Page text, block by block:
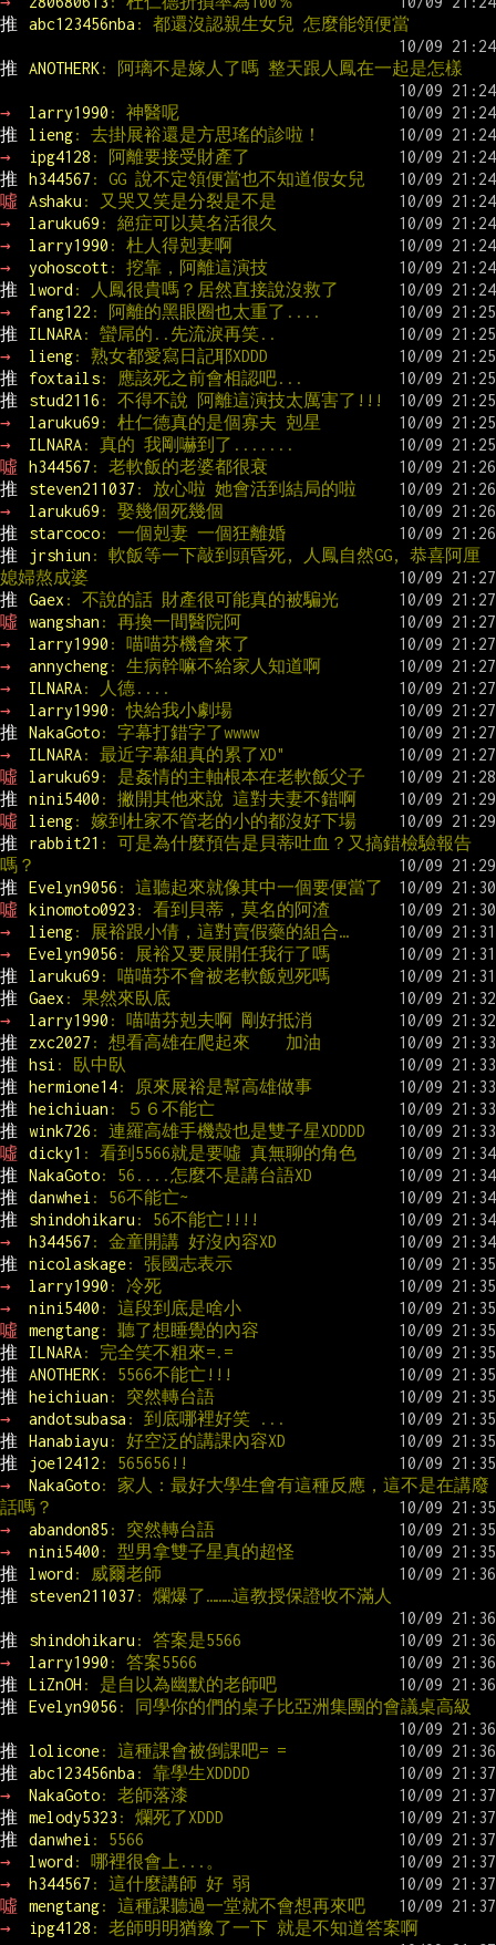
推
abc123456nba : 都還沒認親生女兒 怎麼能領便當
推 ANOTHERK: 阿璃不是嫁人了嗎 整天跟人鳳在一起是怎樣
→ larry1990 : 神醫呢
推
lieng: 去掛展裕還是方思瑤的診啦！
→
ipg4128 : 阿離要接受財產了
推
h344567 : GG 說不定領便當也不知道假女兒
噓
Ashaku : 又哭又笑是分裂是不是
→
laruku69 : 絕症可以莫名活很久
→
larry1990 : 杜人得剋妻啊
→
yohoscott: 挖靠，阿離這演技
推
lword : 人鳳很貴嗎？居然直接說沒救了
→
fang122 : 阿離的黑眼圈也太重了....
推
ILNARA: 蠻屌的..先流淚再笑..
→
lieng: 熟女都愛寫日記耶XDDD
推
foxtails: 應該死之前會相認吧...
推
stud2116 : 不得不說 阿離這演技太厲害了!!!
→
laruku69 : 杜仁德真的是個寡夫 剋星
→
ILNARA: 真的 我剛嚇到了.......
噓
h344567 : 老軟飯的老婆都很衰
推
steven211037 : 放心啦 她會活到結局的啦
→
laruku69 : 娶幾個死幾個
推
starcoco: 一個剋妻 一個狂離婚
推
jrshiun : 軟飯等一下敲到頭昏死, 人鳳自然GG, 恭喜阿厘
媳婦熬成婆
推
Gaex : 不說的話 財產很可能真的被騙光
噓
wangshan : 再換一間醫院阿
→
larry1990 : 喵喵芬機會來了
→
annycheng: 生病幹嘛不給家人知道啊
→
ILNARA: 人德....
→
larry1990 : 快給我小劇場
推
NakaGoto: 字幕打錯字了wwww
→
ILNARA: 最近字幕組真的累了XD"
噓
laruku69 : 是姦情的主軸根本在老軟飯父子
推
nini5400 : 撇開其他來說 這對夫妻不錯啊
噓
lieng: 嫁到杜家不管老的小的都沒好下場
推
rabbit21 : 可是為什麼預告是貝蒂吐血？又搞錯檢驗報告
嗎？
推
Evelyn9056 : 這聽起來就像其中一個要便當了
噓
kinomoto0923 : 看到貝蒂，莫名的阿渣
→
lieng: 展裕跟小倩，這對賣假藥的組合…
→
Evelyn9056 : 展裕又要展開任我行了嗎
推
laruku69 : 喵喵芬不會被老軟飯剋死嗎
推
Gaex : 果然來臥底
→
larry1990 : 喵喵芬剋夫啊 剛好抵消
推
zxc2027 : 想看高雄在爬起來　　加油
推
hsi : 臥中臥
推
hermione14: 原來展裕是幫高雄做事
推
heichiuan : ５６不能亡
推
wink726 : 連羅高雄手機殼也是雙子星XDDDD
噓
dicky1 : 看到5566就是要噓 真無聊的角色
推
NakaGoto: 56....怎麼不是講台語XD
推
danwhei : 56不能亡~
推
shindohikaru : 56不能亡!!!!
→
h344567 : 金童開講 好沒內容XD
推
nicolaskage: 張國志表示
→
larry1990 : 冷死
→
nini5400 : 這段到底是啥小
噓
mengtang: 聽了想睡覺的內容
推
ILNARA: 完全笑不粗來=.=
推
ANOTHERK: 5566不能亡!!!
推
heichiuan : 突然轉台語
→
andotsubasa : 到底哪裡好笑 ...
推
Hanabiayu : 好空泛的講課內容XD
推
joe12412 : 565656!!
→
NakaGoto: 家人：最好大學生會有這種反應，這不是在講廢
話嗎？
→
abandon85 : 突然轉台語
→
nini5400 : 型男拿雙子星真的超怪
推
lword : 威爾老師
推
steven211037 : 爛爆了………這教授保證收不滿人
推 shindohikaru : 答案是5566
→
larry1990 : 答案5566
推
LiZnOH : 是自以為幽默的老師吧
推
Evelyn9056 : 同學你的們的桌子比亞洲集團的會議桌高級
推 lolicone: 這種課會被倒課吧= =
推
abc123456nba : 靠學生XDDDD
→
NakaGoto: 老師落漆
推
melody5323 : 爛死了XDDD
推
danwhei : 5566
→
lword : 哪裡很會上...。
→
h344567 : 這什麼講師 好 弱
噓
mengtang: 這種課聽過一堂就不會想再來吧
→
ipg4128 : 老師明明猶豫了一下 就是不知道答案啊